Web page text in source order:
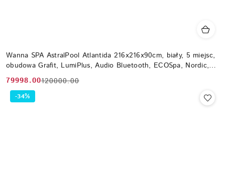
Wanna SPA AstralPool Atlantida 216x216x90cm, biały, 5 miejsc,
obudowa Grafit, LumiPlus, Audio Bluetooth, ECOSpa, Nordic,
WiFi
Cena
promocyjna:
79998.00
Cena
przed
120000.00
-34%